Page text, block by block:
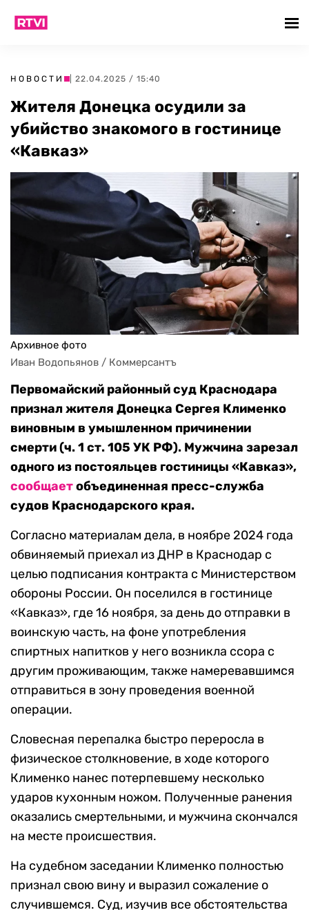
НОВОСТИ | 22.04.2025 / 15:40
Жителя Донецка осудили за
убийство знакомого в гостинице
«Кавказ»
Архивное фото
Иван Водопьянов / Коммерсантъ
Первомайский районный суд Краснодара
признал жителя Донецка Сергея Клименко
виновным в умышленном причинении
смерти (ч. 1 ст. 105 УК РФ). Мужчина зарезал
одного из постояльцев гостиницы «Кавказ»,
сообщаетобъединенная пресс-служба
судов Краснодарского края.
Согласно материалам дела, в ноябре 2024 года
обвиняемый приехал из ДНР в Краснодар с
целью подписания контракта с Министерством
обороны России. Он поселился в гостинице
«Кавказ», где 16 ноября, за день до отправки в
воинскую часть, на фоне употребления
спиртных напитков у него возникла ссора с
другим проживающим, также намеревавшимся
отправиться в зону проведения военной
операции.
Словесная перепалка быстро переросла в
физическое столкновение, в ходе которого
Клименко нанес потерпевшему несколько
ударов кухонным ножом. Полученные ранения
оказались смертельными, и мужчина скончался
на месте происшествия.
На судебном заседании Клименко полностью
признал свою вину и выразил сожаление о
случившемся. Суд, изучив все обстоятельства